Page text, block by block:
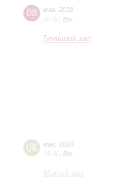
08 мая 2018
20:00 Вт
Большой зал
08 мая 2018
15:00 Вт
Малый зал